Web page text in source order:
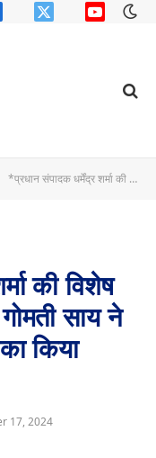
X
YouTube
*प्रधान संपादक धर्मेंद्र शर्मा की विशेष खबर-* विधायक श्रीमती गोमती साय ने स्वच्छता ही सेवा कार्यकम का किया शुभारंभ
की विशेष
साय ने
किया
17, 2024